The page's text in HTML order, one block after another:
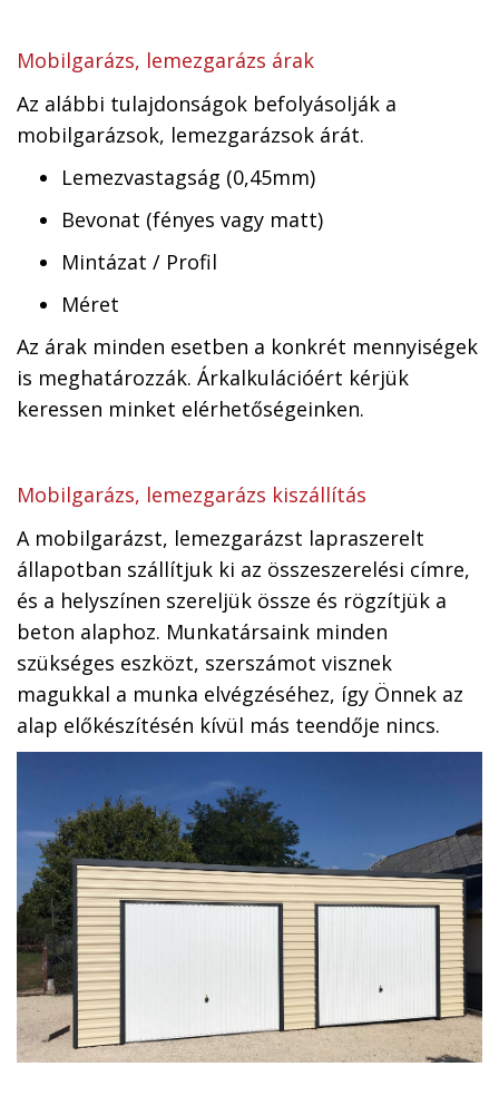
Mobilgarázs, lemezgarázs árak
Az alábbi tulajdonságok befolyásolják a
mobilgarázsok, lemezgarázsok árát.
Lemezvastagság (0,45mm)
Bevonat (fényes vagy matt)
Mintázat / Profil
Méret
Az árak minden esetben a konkrét mennyiségek
is meghatározzák. Árkalkulációért kérjük
keressen minket elérhetőségeinken.
Mobilgarázs, lemezgarázs kiszállítás
A mobilgarázst, lemezgarázst lapraszerelt
állapotban szállítjuk ki az összeszerelési címre,
és a helyszínen szereljük össze és rögzítjük a
beton alaphoz. Munkatársaink minden
szükséges eszközt, szerszámot visznek
magukkal a munka elvégzéséhez, így Önnek az
alap előkészítésén kívül más teendője nincs.